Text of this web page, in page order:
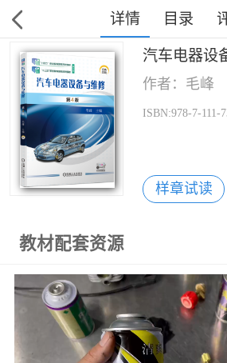
详情 目录
汽车电器设
作者：毛峰
ISBN:978-7-111-
样章试读
教材配套资源